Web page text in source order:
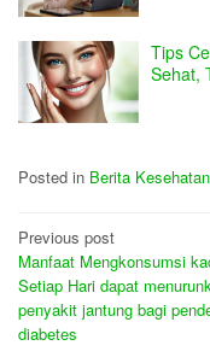
Tips
Sehat,
Posted in Berita Kesehatan
Post
navigation
Previous post
Manfaat Mengkonsumsi
Setiap Hari dapat
penyakit jantung bagi
diabetes